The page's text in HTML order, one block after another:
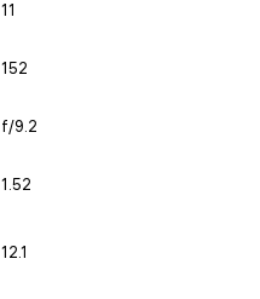
11
152
f/9.2
1.52
12.1